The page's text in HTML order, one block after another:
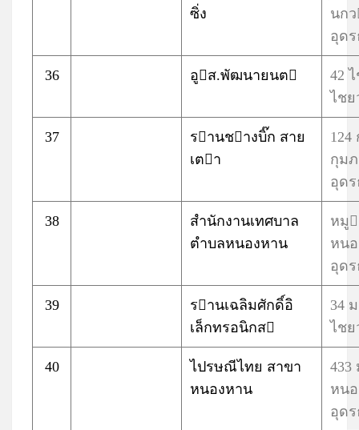
ซิ่ง
นกว
อุด
36 อูส.พัฒนายนต
42
ไช
37
รานชางบิ๊ก สาย
เตา
124
กุม
อุด
38
สำนักงานเทศบาล
ตำบลหนองหาน
หมู
หน
อุด
39
รานเฉลิมศักดิ์อิ
เล็กทรอนิกส
34
ไช
40
ไปรษณีไทย สาขา
หนองหาน
433
หน
อุด